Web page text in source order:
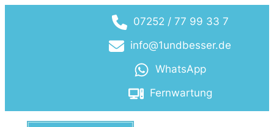
07252 / 77 99 33 7
info@1undbesser.de
WhatsApp
Fernwartung